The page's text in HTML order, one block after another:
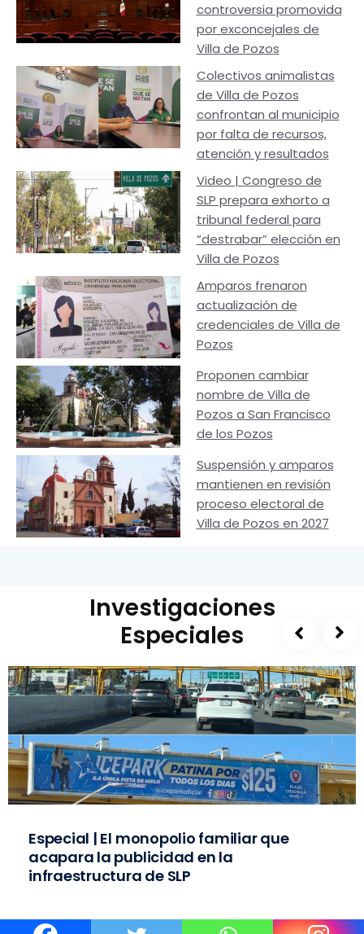
controversia promovida
por exconcejales de
Villa de Pozos
Colectivos animalistas
de Villa de Pozos
confrontan al municipio
por falta de recursos,
atención y resultados
Video | Congreso de
SLP prepara exhorto a
tribunal federal para
“destrabar” elección en
Villa de Pozos
Amparos frenaron
actualización de
credenciales de Villa de
Pozos
Proponen cambiar
nombre de Villa de
Pozos a San Francisco
de los Pozos
Suspensión y amparos
mantienen en revisión
proceso electoral de
Villa de Pozos en 2027
Investigaciones
Especiales
Especial | El monopolio familiar que
acapara la publicidad en la
infraestructura de SLP